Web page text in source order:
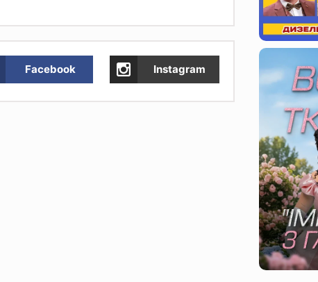
Facebook Instagram